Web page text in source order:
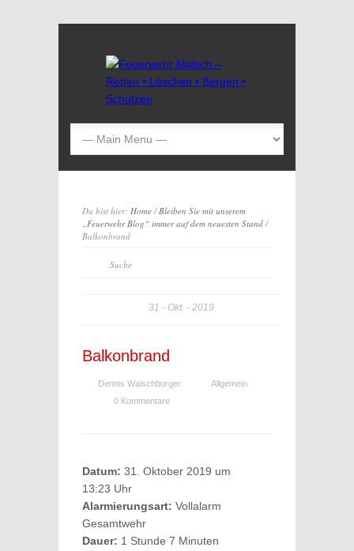
Du bist hier: Home/Bleiben Sie mit unserem
„Feuerwehr Blog“ immer auf dem neuesten Stand/
Balkonbrand
31 Okt. 2019
Balkonbrand
Dennis Walschburger
Allgemein
0 Kommentare
Datum: 31. Oktober 2019 um
13:23 Uhr
Alarmierungsart: Vollalarm
Gesamtwehr
Dauer: 1 Stunde 7 Minuten